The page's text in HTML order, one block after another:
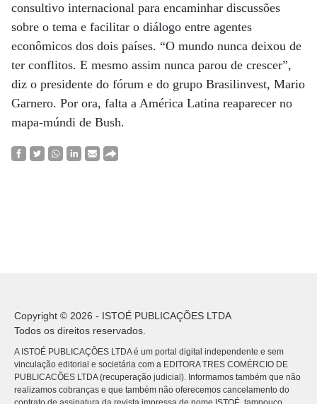
consultivo internacional para encaminhar discussões
sobre o tema e facilitar o diálogo entre agentes
econômicos dos dois países. “O mundo nunca deixou de
ter conflitos. E mesmo assim nunca parou de crescer”,
diz o presidente do fórum e do grupo Brasilinvest, Mario
Garnero. Por ora, falta a América Latina reaparecer no
mapa-múndi de Bush.
Copyright © 2026 - ISTOÉ PUBLICAÇÕES LTDA
Todos os direitos reservados.
A ISTOÉ PUBLICAÇÕES LTDA é um portal digital independente e sem
vinculação editorial e societária com a EDITORA TRES COMÉRCIO DE
PUBLICACÕES LTDA (recuperação judicial). Informamos também que não
realizamos cobranças e que também não oferecemos cancelamento do